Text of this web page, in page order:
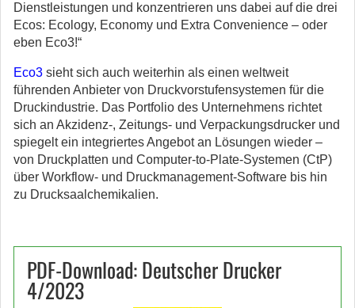
Dienstleistungen und konzentrieren uns dabei auf die drei
Ecos: Ecology, Economy und Extra Convenience – oder
eben Eco3!“
Eco3 sieht sich auch weiterhin als einen weltweit
führenden Anbieter von Druckvorstufensystemen für die
Druckindustrie. Das Portfolio des Unternehmens richtet
sich an Akzidenz-, Zeitungs- und Verpackungsdrucker und
spiegelt ein integriertes Angebot an Lösungen wieder –
von Druckplatten und Computer-to-Plate-Systemen (CtP)
über Workflow- und Druckmanagement-Software bis hin
zu Drucksaalchemikalien.
PDF-Download: Deutscher Drucker
4/2023